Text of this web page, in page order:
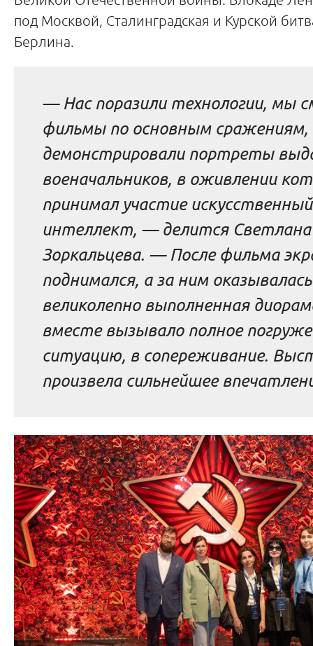
под Москвой, Сталинградская и Курской
Берлина.
— Нас поразили технологии, мы
фильмы по основным сражениям,
демонстрировали портреты
военачальников, в оживлении
принимал участие искусственный
интеллект, — делится Светлана
Зоркальцева. — После фильма
поднимался, а за ним оказывалась
великолепно выполненная
вместе вызывало полное
ситуацию, в сопереживание.
произвела сильнейшее